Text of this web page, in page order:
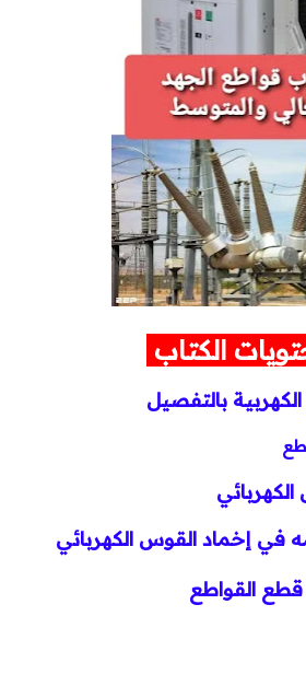
كورسات PLC
كورسات تيار خفيف
مقالات
توزيع كهربي
محطات وشبكات
محركات وتحكم
محولات
مولدات
الكتاب
بالتفصيل
في إخماد القوس الكهربائي
القواطع